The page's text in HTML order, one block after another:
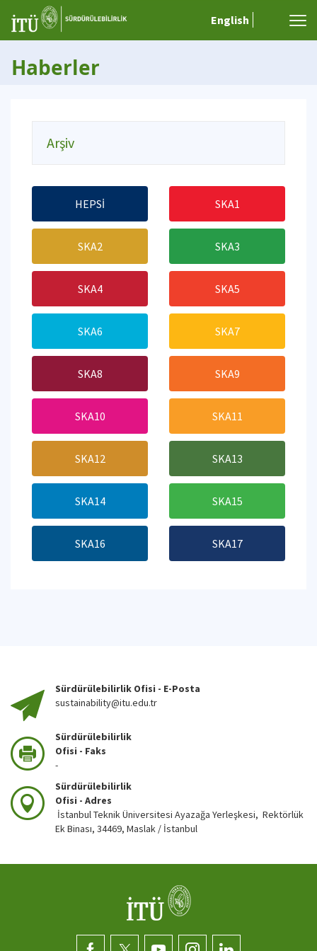
English
Haberler
Arşiv
HEPSİ SKA1
SKA2 SKA3
SKA4 SKA5
SKA6 SKA7
SKA8 SKA9
SKA10 SKA11
SKA12 SKA13
SKA14 SKA15
SKA16 SKA17
Sürdürülebilirlik Ofisi - E-Posta
sustainability@itu.edu.tr
Sürdürülebilirlik
Ofisi - Faks
-
Sürdürülebilirlik
Ofisi - Adres
İstanbul Teknik Üniversitesi Ayazağa Yerleşkesi, Rektörlük
Ek Binası, 34469, Maslak / İstanbul